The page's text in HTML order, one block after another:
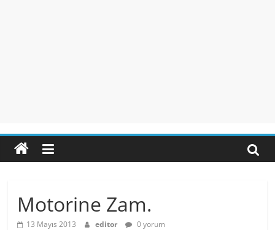
Motorine Zam.
13 Mayıs 2013 editor 0 yorum